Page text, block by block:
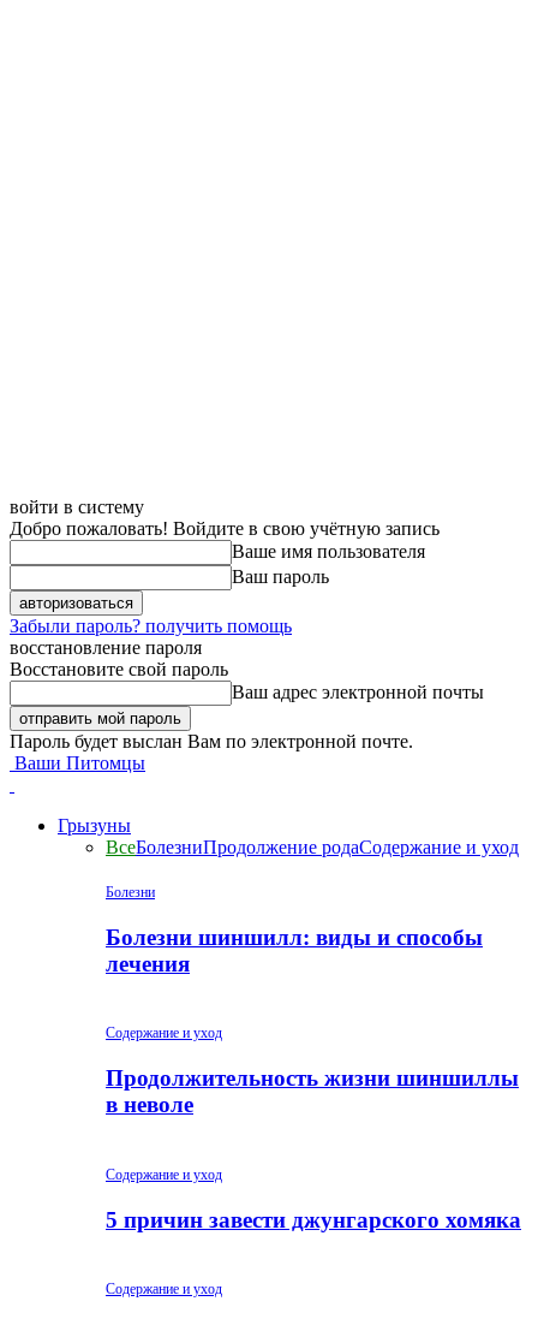
войти в систему
Добро пожаловать! Войдите в свою учётную запись
Ваше имя пользователя
Ваш пароль
Забыли пароль? получить помощь
восстановление пароля
Восстановите свой пароль
Ваш адрес электронной почты
Пароль будет выслан Вам по электронной почте.
Ваши Питомцы
Грызуны
ВсеБолезниПродолжение родаСодержание и уход
Болезни
Болезни шиншилл: виды и способы
лечения
Содержание и уход
Продолжительность жизни шиншиллы
в неволе
Содержание и уход
5 причин завести джунгарского хомяка
Содержание и уход